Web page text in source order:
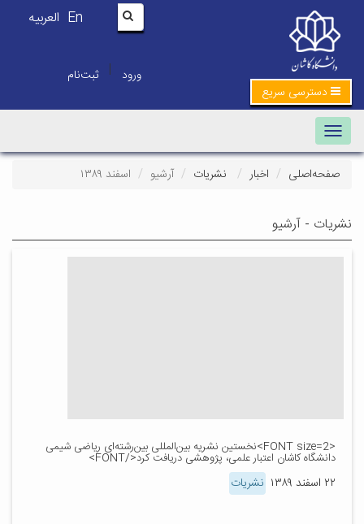
En العربیه
ورود | ثبت‌نام
دسترسی سریع
Toggle navigation
صفحه‌اصلی اخبار نشریات آرشیو اسفند ۱۳۸۹
نشریات - آرشیو
<FONT size=2>نخستین نشریه بین‌المللی بین‌رشته‌ای ریاضی شیمی
دانشگاه کاشان اعتبار علمی، پژوهشی دریافت کرد</FONT>
۲۲ اسفند ۱۳۸۹ نشریات